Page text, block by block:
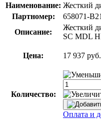
Наименование: Жесткий
Партномер:
658071-B21
Описание:
Жесткий
SC MDL
Цена: 17 937 руб.
Количество:
Оплата и